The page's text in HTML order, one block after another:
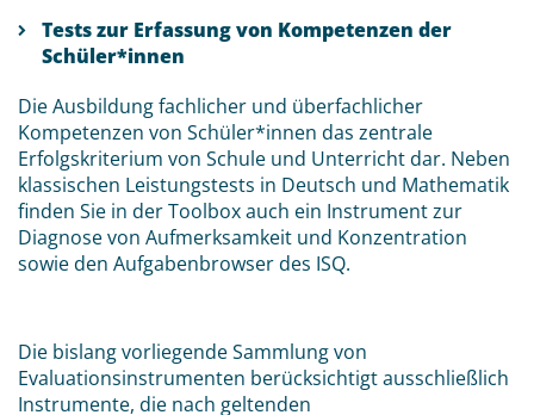
Tests zur Erfassung von Kompetenzen der
Schüler*innen
Die Ausbildung fachlicher und überfachlicher
Kompetenzen von Schüler*innen das zentrale
Erfolgskriterium von Schule und Unterricht dar. Neben
klassischen Leistungstests in Deutsch und Mathematik
finden Sie in der Toolbox auch ein Instrument zur
Diagnose von Aufmerksamkeit und Konzentration
sowie den Aufgabenbrowser des ISQ.
Die bislang vorliegende Sammlung von
Evaluationsinstrumenten berücksichtigt ausschließlich
Instrumente, die nach geltenden